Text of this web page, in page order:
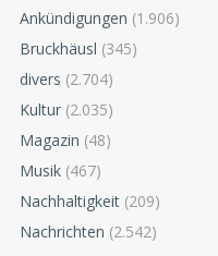
Ankündigungen (1.906)
Bruckhäusl (345)
divers (2.704)
Kultur (2.035)
Magazin (48)
Musik (467)
Nachhaltigkeit (209)
Nachrichten (2.542)